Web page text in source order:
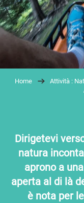
Home Attività :
Dirigetevi
natura
aprono a
aperta al di là
è nota per